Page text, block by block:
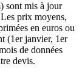
sont mis à jour
prix moyens,
en euros ou
(1er janvier, 1er
de données
devis.